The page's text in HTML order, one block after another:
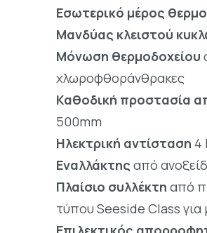
Εσωτερικό μέρος
Μανδύας κλειστού
Μόνωση θερμοδοχείου
χλωροφθοράνθρακες
Καθοδική προστασία
500mm
Ηλεκτρική αντίσταση 4
Εναλλάκτης από
Πλαίσιο συλλέκτη από
τύπου Seeside Class